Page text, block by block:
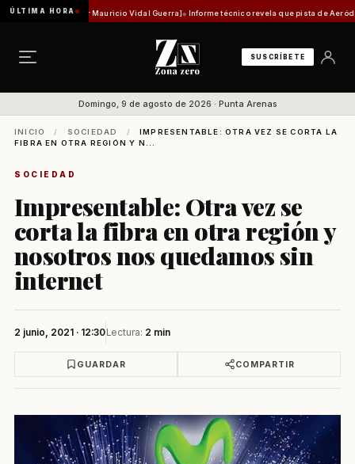
ÚLTIMA HORA
histórica [Por Mauricio Vidal Guerra] Informe técnico revela que pista de Aeródromo
SUSCRÍBETE
Domingo, 9 de agosto de 2026 · Punta Arenas
INICIO / SOCIEDAD /
IMPRESENTABLE: OTRA VEZ SE CORTA LA
FIBRA EN OTRA REGIÓN Y N...
SOCIEDAD
Impresentable: Otra vez se
corta la fibra en otra región y
nosotros nos quedamos sin
internet
2 junio, 2021 · 12:30Lectura: 2 min
GUARDAR COMPARTIR